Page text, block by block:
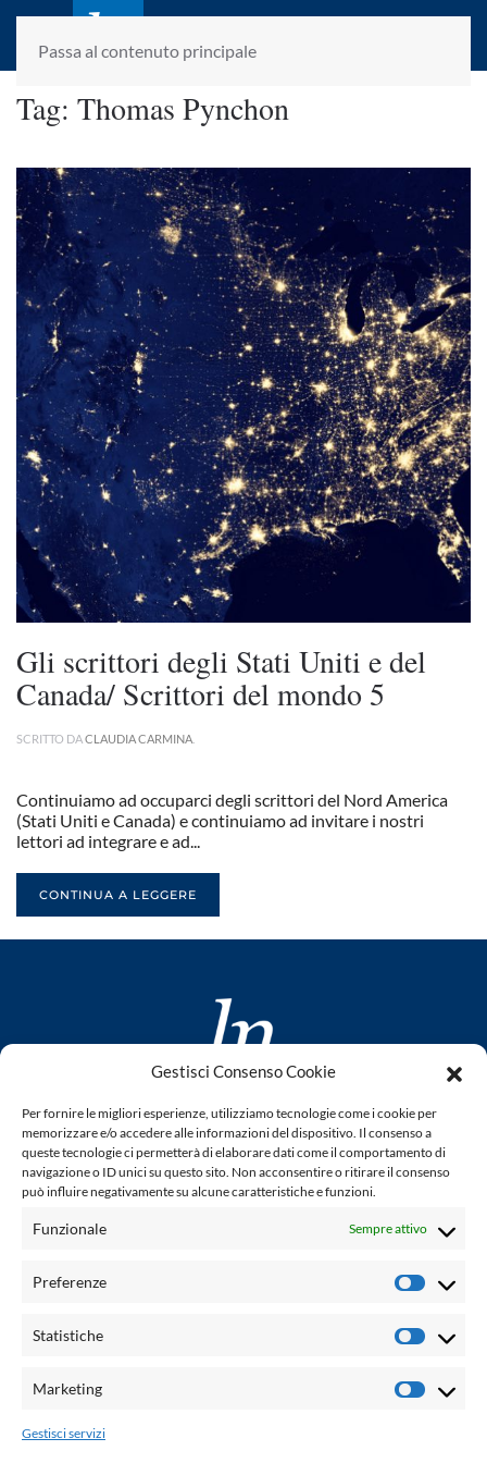
Gestisci Consenso Cookie
Per fornire le migliori esperienze, utilizziamo tecnologie come i cookie per
memorizzare e/o accedere alle informazioni del dispositivo. Il consenso a
queste tecnologie ci permetterà di elaborare dati come il comportamento di
navigazione o ID unici su questo sito. Non acconsentire o ritirare il consenso
può influire negativamente su alcune caratteristiche e funzioni.
Funzionale Sempre attivo
Preferenze
Statistiche
Marketing
Gestisci servizi
Passa al contenuto principale
laletteraturaenoi.it
fondato da Romano Luperini
Tag: Thomas Pynchon
Gli scrittori degli Stati Uniti e del
Canada/ Scrittori del mondo 5
SCRITTO DACLAUDIA CARMINA
Continuiamo ad occuparci degli scrittori del Nord America
(Stati Uniti e Canada) e continuiamo ad invitare i nostri
lettori ad integrare e ad...
CONTINUA A LEGGERE
www.laletteraturaenoi.it
fondato da Romano Luperini
Questo blog non rappresenta una testata giornalistica in
quanto viene aggiornato senza alcuna periodicità. Non può
legge n° 62 del 7.03.2001. L'autore non è responsabile per
email: